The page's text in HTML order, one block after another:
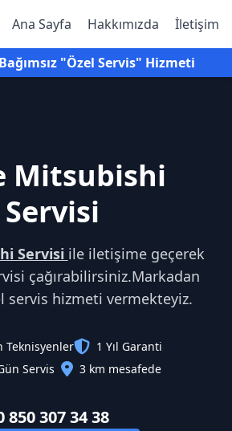
Ana Sayfa Hakkımızda İletişim
"Özel Servis" Hizmeti
Mitsubishi
Servisi
Servisi ile iletişime geçerek
çağırabilirsiniz.Markadan
servis hizmeti vermekteyiz.
Teknisyenler
1 Yıl Garanti
Servis
3 km mesafede
850 307 34 38